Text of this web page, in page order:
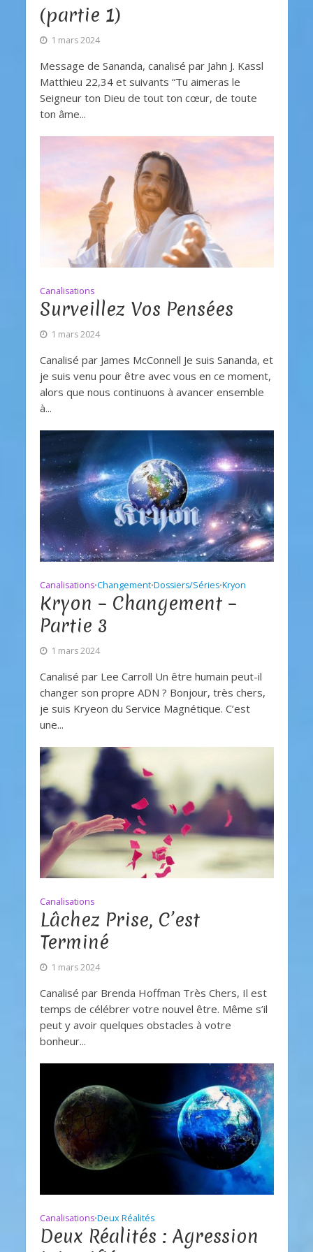
(partie 1)
1 mars 2024
Message de Sananda, canalisé par Jahn J. Kassl
Matthieu 22,34 et suivants “Tu aimeras le
Seigneur ton Dieu de tout ton cœur, de toute
ton âme...
Canalisations
Surveillez Vos Pensées
1 mars 2024
Canalisé par James McConnell Je suis Sananda, et
je suis venu pour être avec vous en ce moment,
alors que nous continuons à avancer ensemble
à...
Canalisations•Changement•Dossiers/Séries•Kryon
Kryon – Changement –
Partie 3
1 mars 2024
Canalisé par Lee Carroll Un être humain peut-il
changer son propre ADN ? Bonjour, très chers,
je suis Kryeon du Service Magnétique. C’est
une...
Canalisations
Lâchez Prise, C’est
Terminé
1 mars 2024
Canalisé par Brenda Hoffman Très Chers, Il est
temps de célébrer votre nouvel être. Même s’il
peut y avoir quelques obstacles à votre
bonheur...
Canalisations•Deux Réalités
Deux Réalités : Agression